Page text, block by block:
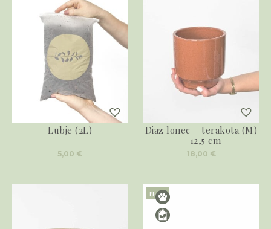
Lubje (2L)
5,00 €
Diaz lonec – terakota (M)
– 12,5 cm
18,00 €
Novo